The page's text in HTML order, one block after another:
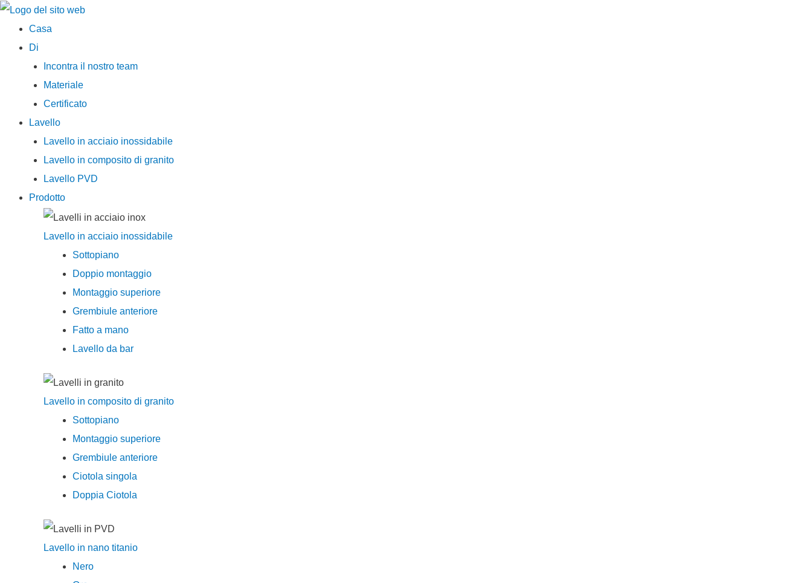
Menu
principale
Casa
Di
Incontra il nostro team
Materiale
Certificato
Lavello
Lavello in acciaio inossidabile
Lavello in composito di granito
Lavello PVD
Prodotto
Lavello in acciaio inossidabile
Sottopiano
Doppio montaggio
Montaggio superiore
Grembiule anteriore
Fatto a mano
Lavello da bar
Lavello in composito di granito
Sottopiano
Montaggio superiore
Grembiule anteriore
Ciotola singola
Doppia Ciotola
Lavello in nano titanio
Nero